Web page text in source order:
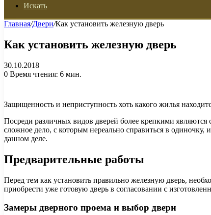
Искать
Главная/Двери/Как установить железную дверь
Как установить железную дверь
30.10.2018
0 Время чтения: 6 мин.
Защищенность и неприступность хоть какого жилья
Посреди различных видов дверей более крепкими
сложное дело, с которым нереально справиться в
данном деле.
Предварительные работы
Перед тем как установить правильно железную дверь,
приобрести уже готовую дверь в согласовании с
Замеры дверного проема и выбор двери